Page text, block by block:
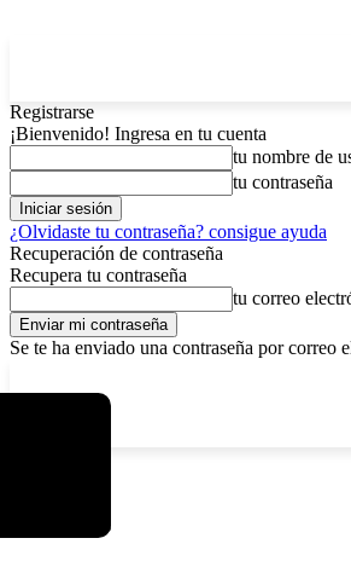
Registrarse
¡Bienvenido! Ingresa en tu cuenta
tu nombre de
tu contraseña
¿Olvidaste tu contraseña? consigue ayuda
Recuperación de contraseña
Recupera tu contraseña
tu correo
Se te ha enviado una contraseña por correo